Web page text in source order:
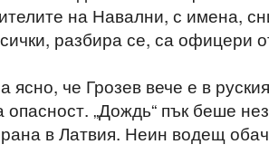
на Навални, с имена,
разбира се, са офицери
ясно, че Грозев вече е в
„Дождь“ пък беше
в Латвия. Неин водещ